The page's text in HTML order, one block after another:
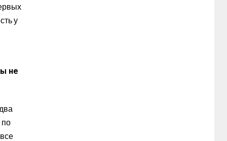
у
не
по